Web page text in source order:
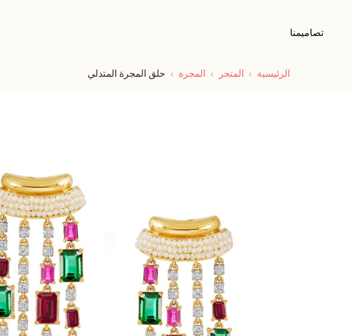
تصاميمنا
الرئيسية المتجر المجرة حلق المجرة المتدلي